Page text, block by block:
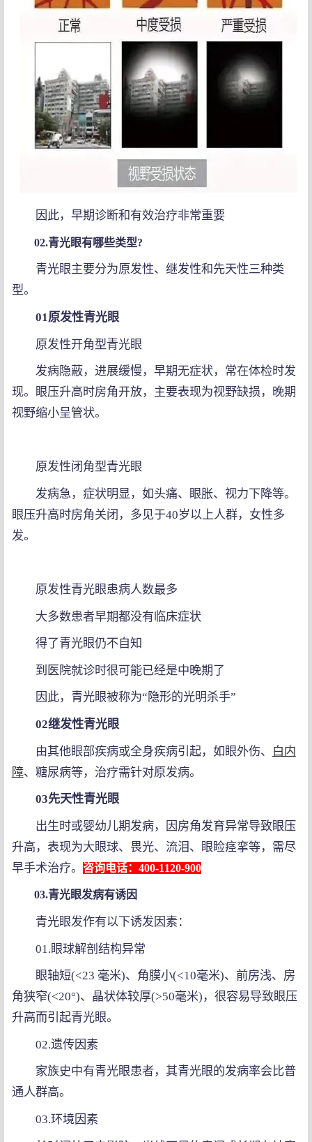
因此，早期诊断和有效治疗非常重要
02.青光眼有哪些类型?
青光眼主要分为原发性、继发性和先天性三种类
型。
01原发性青光眼
原发性开角型青光眼
发病隐蔽，进展缓慢，早期无症状，常在体检时发
现。眼压升高时房角开放，主要表现为视野缺损，晚期
视野缩小呈管状。
原发性闭角型青光眼
发病急，症状明显，如头痛、眼胀、视力下降等。
眼压升高时房角关闭，多见于40岁以上人群，女性多
发。
原发性青光眼患病人数最多
大多数患者早期都没有临床症状
得了青光眼仍不自知
到医院就诊时很可能已经是中晚期了
因此，青光眼被称为“隐形的光明杀手”
02继发性青光眼
由其他眼部疾病或全身疾病引起，如眼外伤、
白内
障、糖尿病等，治疗需针对原发病。
03先天性青光眼
出生时或婴幼儿期发病，因房角发育异常导致眼压
升高，表现为大眼球、畏光、流泪、眼睑痉挛等，需尽
早手术治疗。 咨询电话：400-1120-900
03.青光眼发病有诱因
青光眼发作有以下诱发因素：
01.眼球解剖结构异常
眼轴短(<23 毫米)、角膜小(<10毫米)、前房浅、房
角狭窄(<20°)、晶状体较厚(>50毫米)，很容易导致眼压
升高而引起青光眼。
02.遗传因素
家族史中有青光眼患者，其青光眼的发病率会比普
通人群高。
03.环境因素